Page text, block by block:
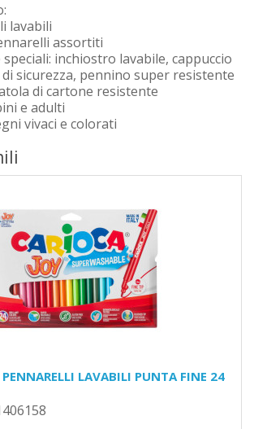
lavabili
assortiti
inchiostro lavabile, cappuccio
sicurezza, pennino super resistente
di cartone resistente
e adulti
vivaci e colorati
PENNARELLI LAVABILI PUNTA FINE 24